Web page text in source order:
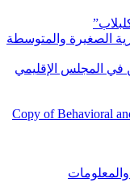
الصغيرة والمتوسطة
في المجلس الإقليمي
Copy of Behavioral